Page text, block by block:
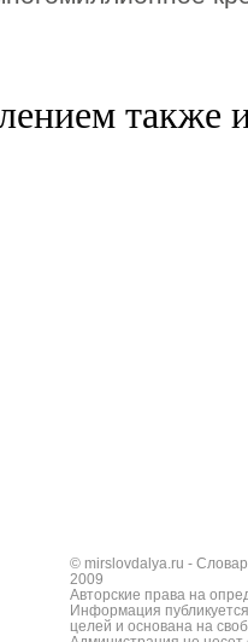
также
© mirslovdalya.ru -
2009
Авторские права на
Информация
целей и основана на